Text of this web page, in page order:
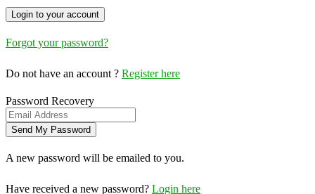
Forgot your password?
Do not have an account ? Register here
Password Recovery
A new password will be emailed to you.
Have received a new password? Login here